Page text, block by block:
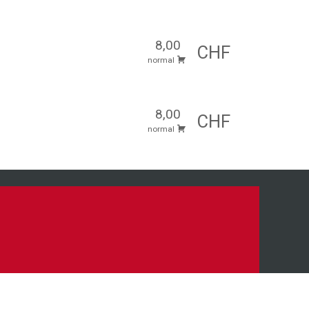
8,00
normal CHF
8,00
normal CHF